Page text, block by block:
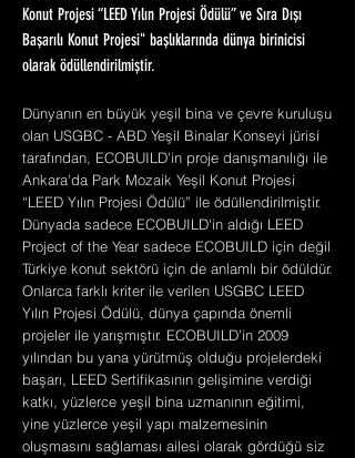
Konut Projesi “LEED Yılın Projesi Ödülü” ve Sıra Dışı
Başarılı Konut Projesi" başlıklarında dünya birinicisi
olarak ödüllendirilmiştir.
Dünyanın en büyük yeşil bina ve çevre kuruluşu
olan USGBC - ABD Yeşil Binalar Konseyi jürisi
tarafından, ECOBUILD'in proje danışmanılığı ile
Ankara'da Park Mozaik Yeşil Konut Projesi
“LEED Yılın Projesi Ödülü” ile ödüllendirilmiştir.
Dünyada sadece ECOBUILD'in aldığı LEED
Project of the Year sadece ECOBUILD için değil
Türkiye konut sektörü için de anlamlı bir ödüldür.
Onlarca farklı kriter ile verilen USGBC LEED
Yılın Projesi Ödülü, dünya çapında önemli
projeler ile yarışmıştır. ECOBUILD’in 2009
yılından bu yana yürütmüş olduğu projelerdeki
başarı, LEED Sertifikasının gelişimine verdiği
katkı, yüzlerce yeşil bina uzmanının eğitimi,
yine yüzlerce yeşil yapı malzemesinin
oluşmasını sağlaması ailesi olarak gördüğü siz